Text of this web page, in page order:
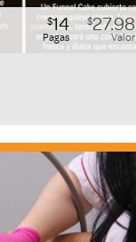
$14
Pagas
$27.98
Valor